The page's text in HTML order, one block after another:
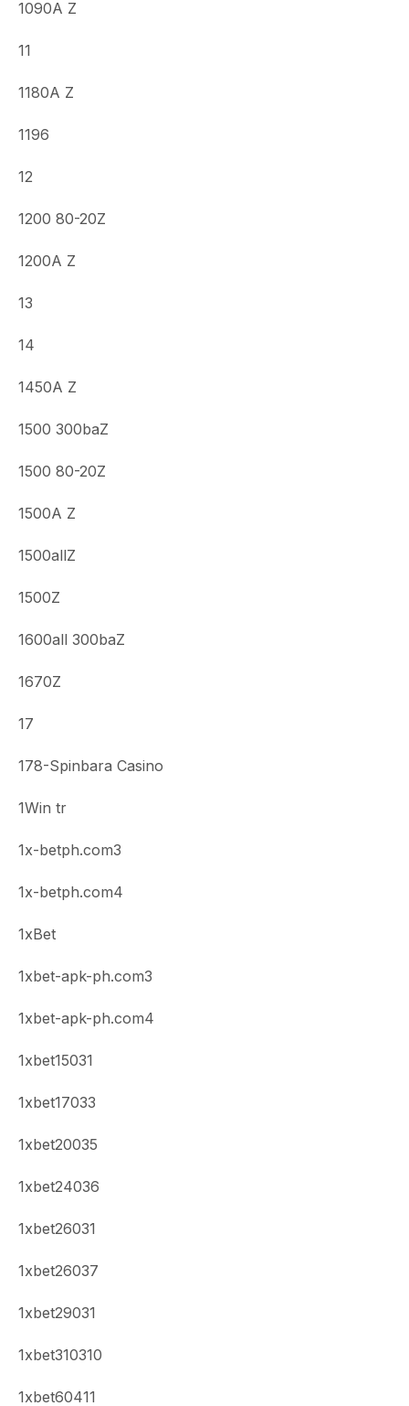
1090A Z
11
1180A Z
1196
12
1200 80-20Z
1200A Z
13
14
1450A Z
1500 300baZ
1500 80-20Z
1500A Z
1500allZ
1500Z
1600all 300baZ
1670Z
17
178-Spinbara Casino
1Win tr
1x-betph.com3
1x-betph.com4
1xBet
1xbet-apk-ph.com3
1xbet-apk-ph.com4
1xbet15031
1xbet17033
1xbet20035
1xbet24036
1xbet26031
1xbet26037
1xbet29031
1xbet310310
1xbet60411